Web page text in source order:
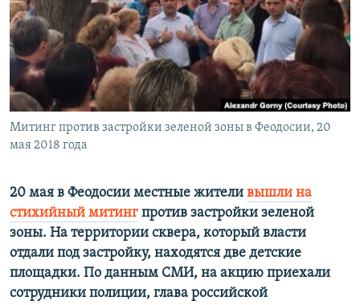
ПОБЕДИТЕЛЕЙ НЕ СУДЯТ?
КРЫМ.НЕПОКОРЕННЫЙ
ELIFBE
УКРАИНСКАЯ ПРОБЛЕМА КРЫМА
ПРИСОЕДИНЯЙТЕСЬ!
Все сайты RFE/RL
Митинг против застройки зеленой зоны в Феодосии, 20
мая 2018 года
20 мая в Феодосии местные жители вышли на
стихийный митинг против застройки зеленой
зоны. На территории сквера, который власти
отдали под застройку, находятся две детские
площадки. По данным СМИ, на акцию приехали
сотрудники полиции, глава российской